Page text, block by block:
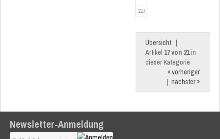
217918
Übersicht |
Artikel 17 von 21in
dieser Kategorie
« vorheriger
| nächster »
Newsletter-Anmeldung